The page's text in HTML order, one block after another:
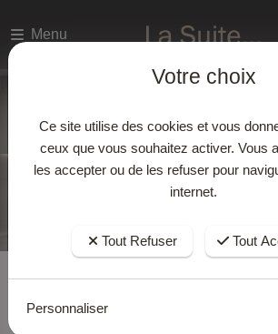
Menu
Votre choix
Ce site utilise des cookies et vous
ceux que vous souhaitez activer. Vous
les accepter ou de les refuser pour
internet.
Tout Refuser Tout
Personnaliser